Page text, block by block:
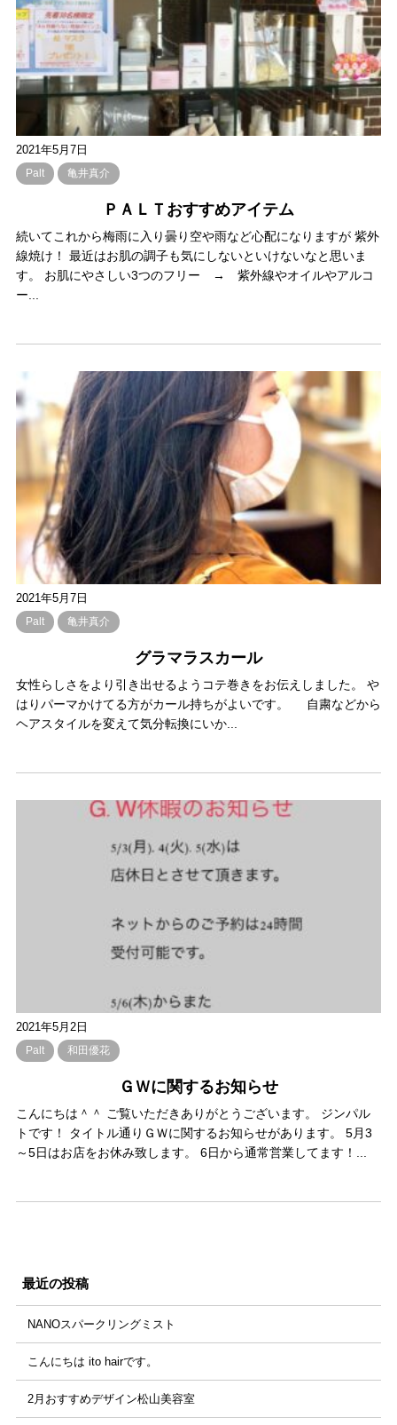
2021年5月7日
Palt 亀井真介
ＰＡＬＴおすすめアイテム
続いてこれから梅雨に入り曇り空や雨など心配になりますが 紫外
線焼け！ 最近はお肌の調子も気にしないといけないなと思いま
す。 お肌にやさしい3つのフリー → 紫外線やオイルやアルコ
ー...
2021年5月7日
Palt 亀井真介
グラマラスカール
女性らしさをより引き出せるようコテ巻きをお伝えしました。 や
はりパーマかけてる方がカール持ちがよいです。 自粛などから
ヘアスタイルを変えて気分転換にいか...
2021年5月2日
Palt 和田優花
ＧＷに関するお知らせ
こんにちは＾＾ ご覧いただきありがとうございます。 ジンパル
トです！ タイトル通りＧＷに関するお知らせがあります。 5月3
～5日はお店をお休み致します。 6日から通常営業してます！...
最近の投稿
NANOスパークリングミスト
こんにちは ito hairです。
2月おすすめデザイン松山美容室